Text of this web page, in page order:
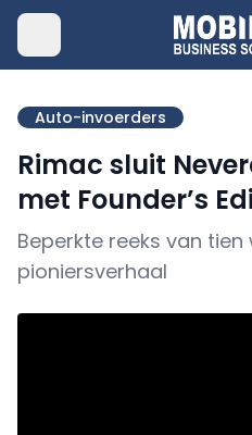
Auto-invoerders
Rimac sluit
met Founder’s
Beperkte reeks van
pioniersverhaal